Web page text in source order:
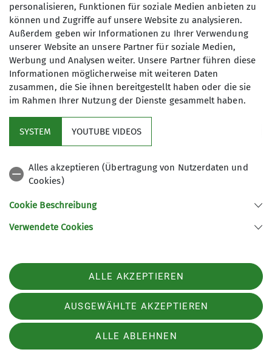
Qualifikationen
Wanderleiter*in
TAGESWANDERUNG
Die Länge der Wanderungen beträgt
ca. 20 km. Die Anforderungen an die
variieren. Die Events werden mal mit,
steht das gemeinschaftliche Natur-
und/oder Kulturerlebnis oder die
sportliche Unternehmung im
Aktuelles
Sektion Bochum des Deutschen Alpenvereins e.V.
Normannenstr. 22
44793 Bochum
Telefon +49234504169
Datenschutz-Einstellungen
Impressum
personalisieren, Funktionen für soziale Medien anbieten zu
können und Zugriffe auf unsere Website zu analysieren.
Außerdem geben wir Informationen zu Ihrer Verwendung
unserer Website an unsere Partner für soziale Medien,
Werbung und Analysen weiter. Unsere Partner führen diese
Informationen möglicherweise mit weiteren Daten
zusammen, die Sie ihnen bereitgestellt haben oder die sie
im Rahmen Ihrer Nutzung der Dienste gesammelt haben.
SYSTEM YOUTUBE VIDEOS
Alles akzeptieren (Übertragung von Nutzerdaten und
Cookies)
Cookie Beschreibung
Verwendete Cookies
ALLE AKZEPTIEREN
AUSGEWÄHLTE AKZEPTIEREN
ALLE ABLEHNEN